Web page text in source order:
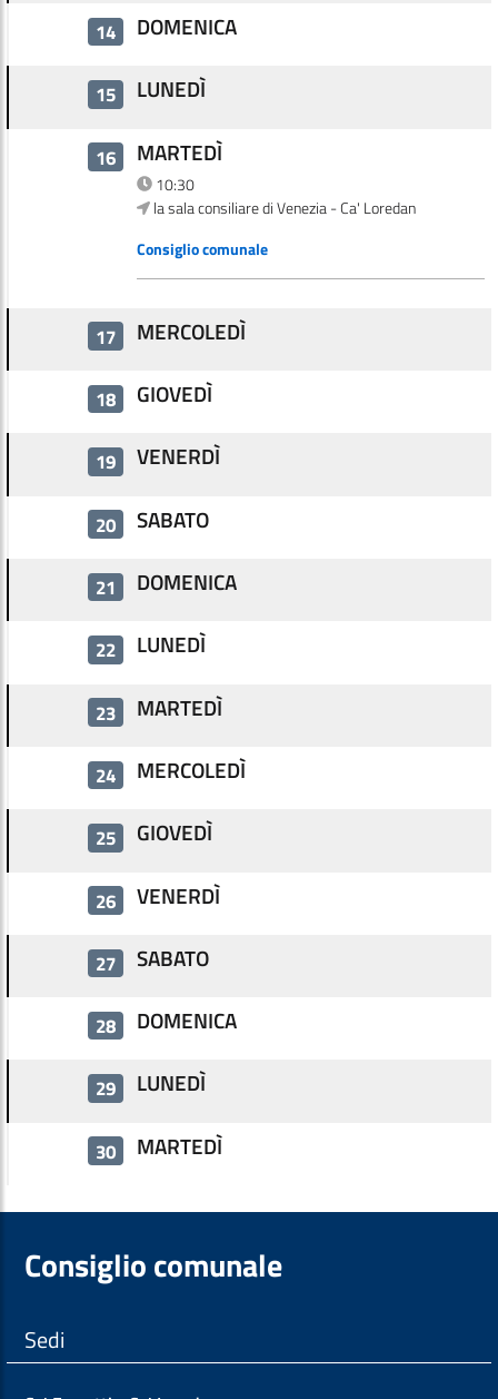
14 DOMENICA
15 LUNEDÌ
16 MARTEDÌ
10:30
la sala consiliare di Venezia - Ca' Loredan
Consiglio comunale
17 MERCOLEDÌ
18 GIOVEDÌ
19 VENERDÌ
20 SABATO
21 DOMENICA
22 LUNEDÌ
23 MARTEDÌ
24 MERCOLEDÌ
25 GIOVEDÌ
26 VENERDÌ
27 SABATO
28 DOMENICA
29 LUNEDÌ
30 MARTEDÌ
Consiglio comunale
Sedi